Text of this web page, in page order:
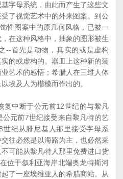
母系统，由此而产生了这些文
了视觉艺术中的外来图案。到公
性图案中的原几何风格，已被一
在这种风格中，抽象的图形被生
--首先是动物，真实的或是虚构
的或虚构的。器皿上这种新的装
艺术的感悟；希腊人在三维人体
埃及人为楷模而作出的。
中断于公元前12世纪的与黎凡
元前7世纪接受来自黎凡特的艺
纪从腓尼基人那里接受字母系
往必然是以海路为主，也必然采
可能从黎凡特人那里免费进口货
位于叙利亚海岸北端奥龙特斯河
了一座埃维亚人的希腊商站。从